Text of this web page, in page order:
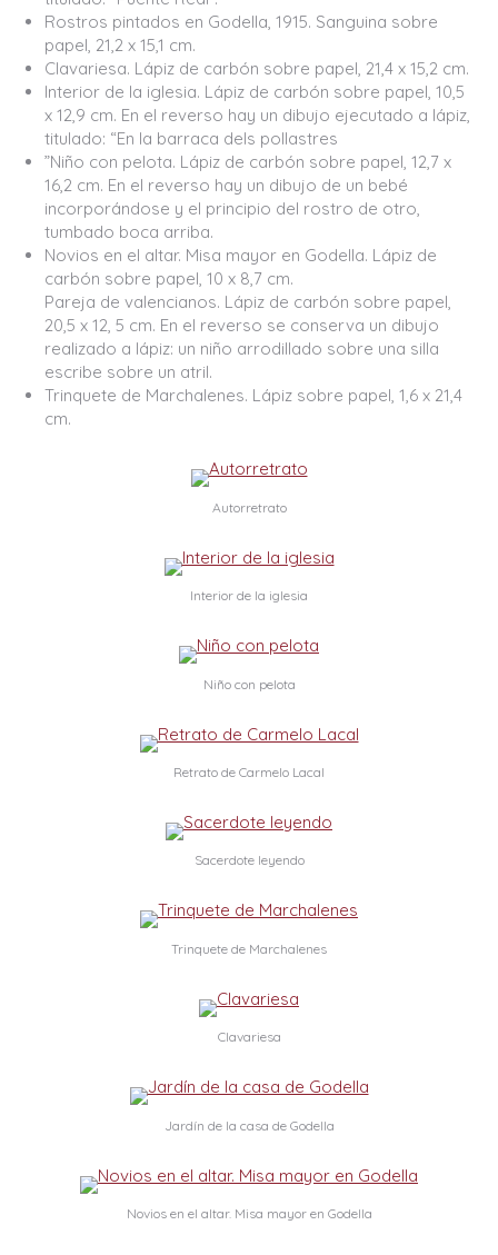
Rostros pintados en Godella, 1915. Sanguina sobre
papel, 21,2 x 15,1 cm.
Clavariesa. Lápiz de carbón sobre papel, 21,4 x 15,2 cm.
Interior de la iglesia. Lápiz de carbón sobre papel, 10,5
x 12,9 cm. En el reverso hay un dibujo ejecutado a lápiz,
titulado: “En la barraca dels pollastres
”Niño con pelota. Lápiz de carbón sobre papel, 12,7 x
16,2 cm. En el reverso hay un dibujo de un bebé
incorporándose y el principio del rostro de otro,
tumbado boca arriba.
Novios en el altar. Misa mayor en Godella. Lápiz de
carbón sobre papel, 10 x 8,7 cm.
Pareja de valencianos. Lápiz de carbón sobre papel,
20,5 x 12, 5 cm. En el reverso se conserva un dibujo
realizado a lápiz: un niño arrodillado sobre una silla
escribe sobre un atril.
Trinquete de Marchalenes. Lápiz sobre papel, 1,6 x 21,4
cm.
Autorretrato
Interior de la iglesia
Niño con pelota
Retrato de Carmelo Lacal
Sacerdote leyendo
Trinquete de Marchalenes
Clavariesa
Jardín de la casa de Godella
Novios en el altar. Misa mayor en Godella